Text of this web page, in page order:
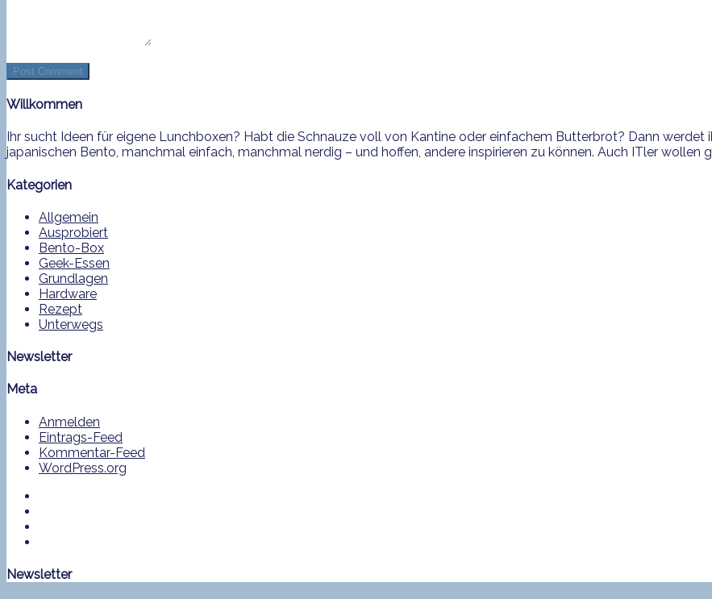
Willkommen
Ihr sucht Ideen für eigene Lunchboxen? Habt die Schnauze voll von Kantine oder einfachem Butterbrot? Dann
japanischen Bento, manchmal einfach, manchmal nerdig – und hoffen, andere inspirieren zu können. Auch ITler wollen
Kategorien
Allgemein
Ausprobiert
Bento-Box
Geek-Essen
Grundlagen
Hardware
Rezept
Unterwegs
Newsletter
Meta
Anmelden
Eintrags-Feed
Kommentar-Feed
WordPress.org
Newsletter